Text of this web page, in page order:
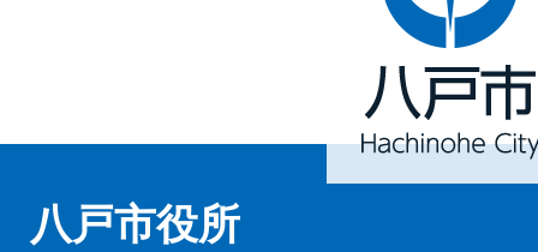
Hachinohe
City
八戸市役所